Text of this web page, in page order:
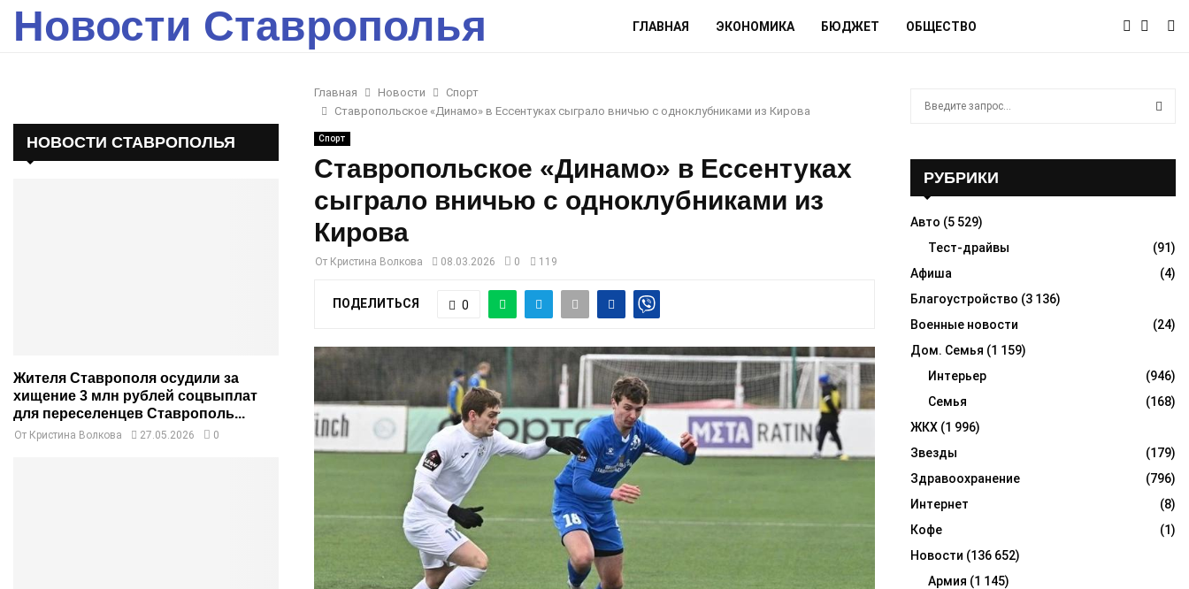
Новости Ставрополья ГЛАВНАЯ ЭКОНОМИКА БЮДЖЕТ ОБЩЕСТВО
Главная Новости
Спорт
Ставропольское «Динамо» в Ессентуках сыграло вничью с одноклубниками из Кирова
Спорт
Ставропольское «Динамо» в Ессентуках
сыграло вничью с одноклубниками из
Кирова
От Кристина Волкова 08.03.2026 0 119
ПОДЕЛИТЬСЯ 0
НОВОСТИ СТАВРОПОЛЬЯ
Жителя Ставрополя осудили за
хищение 3 млн рублей соцвыплат
для переселенцев Ставрополь...
От Кристина Волкова 27.05.2026 0
o
R
C
H
РУБРИКИ
Авто (5 529)
Тест-драйвы
(91)
Афиша
(4)
Благоустройство (3 136)
Военные новости
(24)
Дом. Семья (1 159)
Интерьер
(946)
Семья
(168)
ЖКХ (1 996)
Звезды
(179)
Здравоохранение
(796)
Интернет
(8)
Кофе
(1)
Новости (136 652)
Армия (1 145)